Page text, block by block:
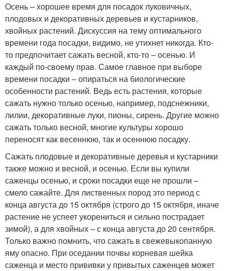
Осень – хорошее время для посадок луковичных,
плодовых и декоративных деревьев и кустарников,
хвойных растений. Дискуссия на тему оптимального
времени года посадки, видимо, не утихнет никогда. Кто-
то предпочитает сажать весной, кто-то – осенью. И
каждый по-своему прав. Самое главное при выборе
времени посадки – опираться на биологические
особенности растений. Ведь есть растения, которые
сажать нужно только осенью, например, подснежники,
лилии, декоративные луки, пионы, сирень. Другие можно
сажать только весной, многие культуры хорошо
переносят как весеннюю, так и осеннюю посадку.
Сажать плодовые и декоративные деревья и кустарники
также можно и весной, и осенью. Если вы купили
саженцы осенью, и сроки посадки еще не прошли –
смело сажайте. Для лиственных пород это период с
конца августа до 15 октября (строго до 15 октября, иначе
растение не успеет укорениться и сильно пострадает
зимой), а для хвойных – с конца августа до 20 сентября.
Только важно помнить, что сажать в свежевыкопанную
яму опасно. При оседании почвы корневая шейка
саженца и место прививки у привытых саженцев может